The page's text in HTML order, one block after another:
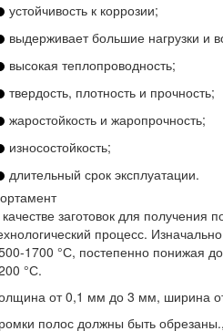
устойчивость к коррозии;
выдерживает большие нагрузки и
высокая теплопроводность;
твердость, плотность и прочность;
жаростойкость и жаропрочность;
износостойкость;
длительный срок эксплуатации.
заготовок для
процесс.
1700 °С, постепенно понижая
°С.
от 0,1 мм до 3 мм, ширина
полос должны быть